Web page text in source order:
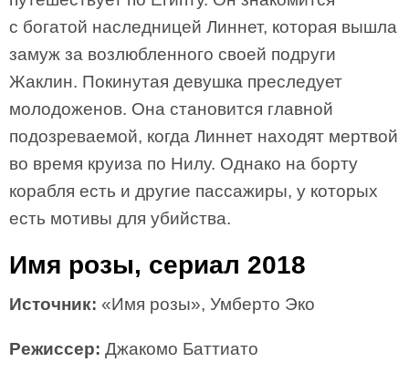
с богатой наследницей Линнет, которая вышла
замуж за возлюбленного своей подруги
Жаклин. Покинутая девушка преследует
молодоженов. Она становится главной
подозреваемой, когда Линнет находят мертвой
во время круиза по Нилу. Однако на борту
корабля есть и другие пассажиры, у которых
есть мотивы для убийства.
Имя розы, сериал 2018
Источник: «Имя розы», Умберто Эко
Режиссер: Джакомо Баттиато